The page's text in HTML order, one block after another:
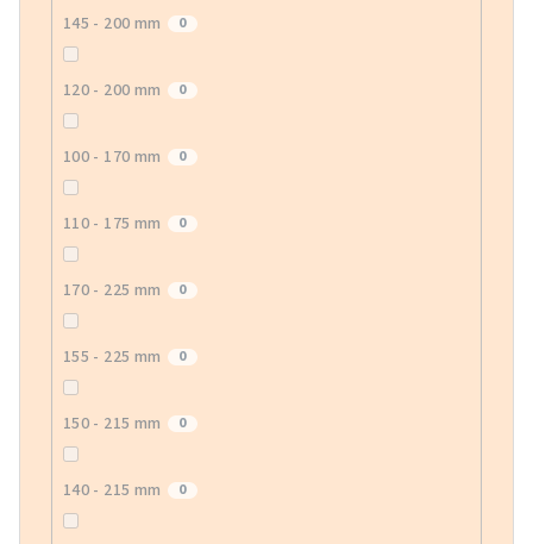
145 - 200 mm 0
120 - 200 mm 0
100 - 170 mm 0
110 - 175 mm 0
170 - 225 mm 0
155 - 225 mm 0
150 - 215 mm 0
140 - 215 mm 0